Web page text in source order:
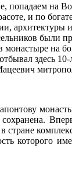
попадаем на
и по
монастыре на
здесь
стране
которого